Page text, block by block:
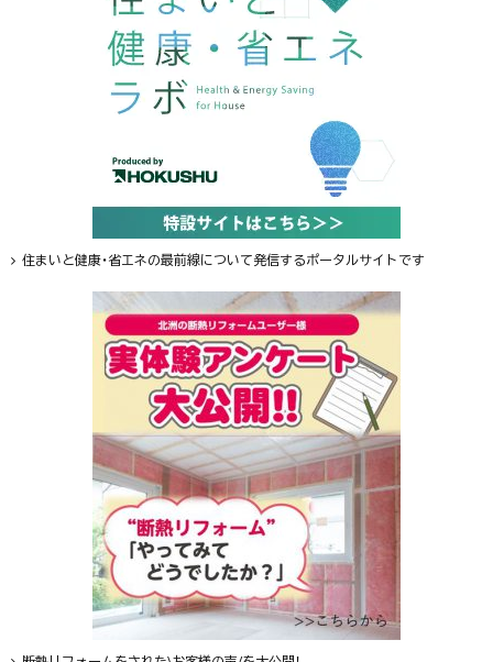
住まいと健康・省エネの最前線について発信するポータルサイトです